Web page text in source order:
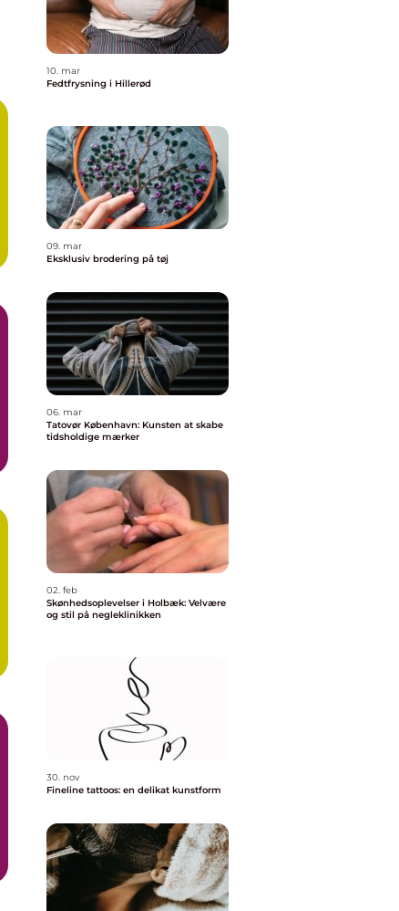
10. mar
Fedtfrysning i Hillerød
09. mar
Eksklusiv brodering på tøj
06. mar
Tatovør København: Kunsten at skabe
tidsholdige mærker
02. feb
Skønhedsoplevelser i Holbæk: Velvære
og stil på negleklinikken
30. nov
Fineline tattoos: en delikat kunstform